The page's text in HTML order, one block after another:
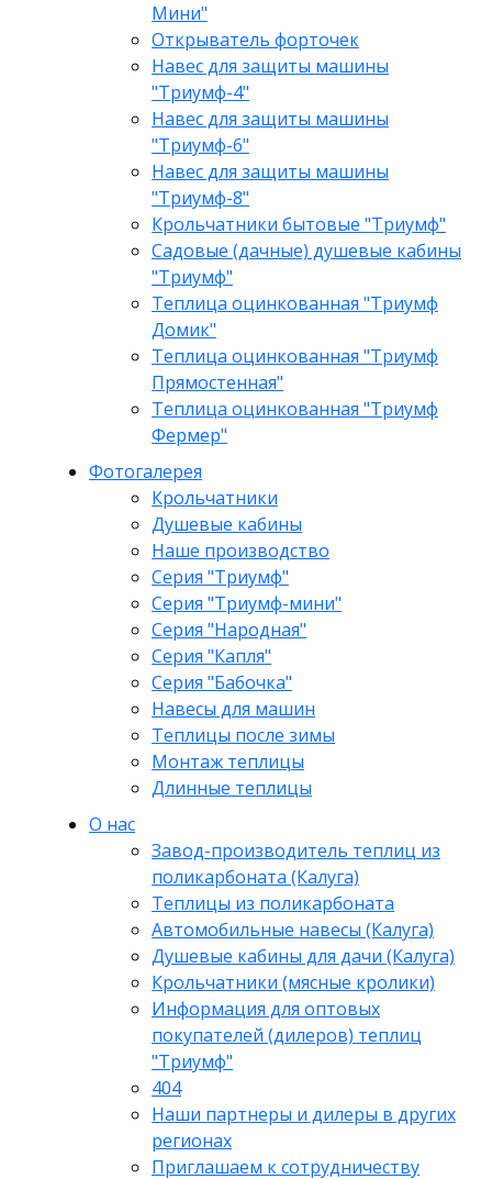
Мини"
Открыватель форточек
Навес для защиты машины
"Триумф-4"
Навес для защиты машины
"Триумф-6"
Навес для защиты машины
"Триумф-8"
Крольчатники бытовые "Триумф"
Садовые (дачные) душевые кабины
"Триумф"
Теплица оцинкованная "Триумф
Домик"
Теплица оцинкованная "Триумф
Прямостенная"
Теплица оцинкованная "Триумф
Фермер"
Фотогалерея
Крольчатники
Душевые кабины
Наше производство
Серия "Триумф"
Серия "Триумф-мини"
Серия "Народная"
Серия "Капля"
Серия "Бабочка"
Навесы для машин
Теплицы после зимы
Монтаж теплицы
Длинные теплицы
О нас
Завод-производитель теплиц из
поликарбоната (Калуга)
Теплицы из поликарбоната
Автомобильные навесы (Калуга)
Душевые кабины для дачи (Калуга)
Крольчатники (мясные кролики)
Информация для оптовых
покупателей (дилеров) теплиц
"Триумф"
404
Наши партнеры и дилеры в других
регионах
Приглашаем к сотрудничеству